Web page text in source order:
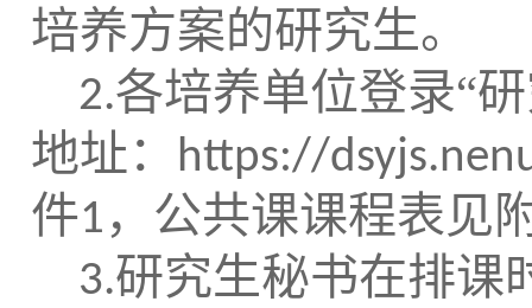
培养方案的研究生。
2.各培养单位登录“
地址：
https://
件1 ，公共课课程表见
3.研究生秘书在排课